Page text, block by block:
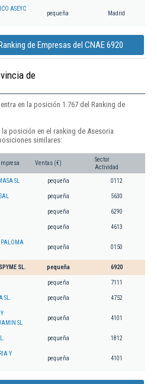
ASEYC
pequeña Madrid
de Empresas del CNAE 6920
de
en la posición 1.767 del Ranking de
posición en el ranking de Asesoria
similares:
Ventas (€)
Sector
Actividad
SL pequeña 0112
pequeña 5630
pequeña 6290
pequeña 4613
PALOMA
pequeña 0150
SL. pequeña 6920
pequeña 7111
SL. pequeña 4752
SL
pequeña 4101
pequeña 1812
Y
pequeña 4101